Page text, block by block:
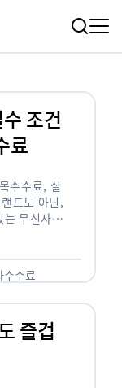
조건
료
수수료, 실
드도 아닌,
는 무신사!
수수료
즐겁